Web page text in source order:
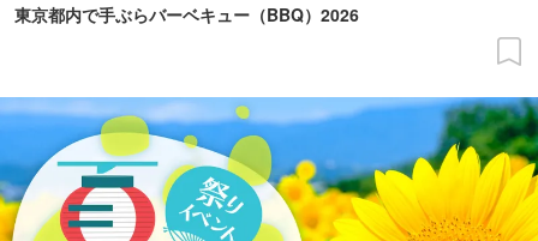
東京都内で手ぶらバーベキュー（BBQ）2026